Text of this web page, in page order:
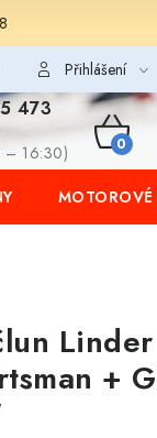
Přihlášení
473
– 16:30)
+